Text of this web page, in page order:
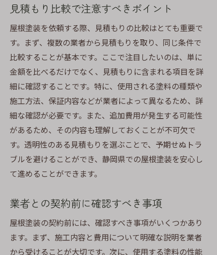
見積もり比較で注意すべきポイント
屋根塗装を依頼する際、見積もりの比較はとても重要で
す。まず、複数の業者から見積もりを取り、同じ条件で
比較することが基本です。ここで注目したいのは、単に
金額を比べるだけでなく、見積もりに含まれる項目を詳
細に確認することです。特に、使用される塗料の種類や
施工方法、保証内容などが業者によって異なるため、詳
細な確認が必要です。また、追加費用が発生する可能性
があるため、その内容も理解しておくことが不可欠で
す。透明性のある見積もりを選ぶことで、予期せぬトラ
ブルを避けることができ、静岡県での屋根塗装を安心し
て進めることができます。
業者との契約前に確認すべき事項
屋根塗装の契約前には、確認すべき事項がいくつかあり
ます。まず、施工内容と費用について明確な説明を業者
から受けることが大切です。次に、使用する塗料の性能